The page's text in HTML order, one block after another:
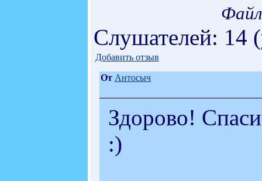
Слушателей: 14
Добавить отзыв
От Антосыч
Здорово!
:)